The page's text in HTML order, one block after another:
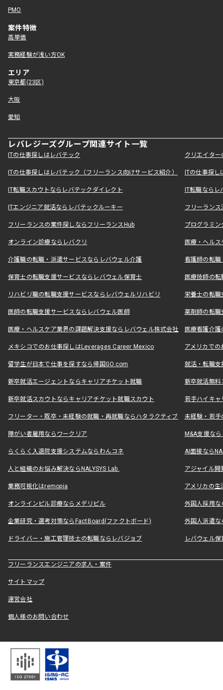
PMO
案件特徴
高単価
実務経験が浅い方OK
エリア
東京都(23区)
大阪
愛知
レバレジーズグループ関連サイト一覧
ITの仕事探しはレバテック クリエイタ
ITの仕事探しはレバテック（フリーランス向けサービス紹介） ITの仕事探
IT転職スカウトならレバテックダイレクト IT転職なら
ITエンジニア就活ならレバテックルーキー フリーラン
フリーランスの案件探しならフリーランスHub プログラミ
オンライン診療ならレバクリ 医療・ヘル
介護職の転職・派遣サービスならレバウェル介護 看護師の転
保育士の転職支援サービスならレバウェル保育士 医療技師の
リハビリ職の転職支援サービスならレバウェルリハビリ 栄養士の転
医師の転職支援サービスならレバウェル医師 薬剤師の転
医療・ヘルスケア業界の課題解決支援ならレバウェル株式会社 医療看護介
メキシコでのお仕事探しはLeverages Career Mexico アメリカで
留学生が日本で仕事を探すなら帰国GO.com 就活・転職
新卒就活エージェントならキャリアチケット就職 新卒就活無料
新卒就活スカウトならキャリアチケット就職スカウト 若手ハイキ
フリーター・既卒・未経験の就職・再就職ならハタラクティブ 未経験・若手
障がい者雇用ならワークリア M&A支援な
らくらく入退院支援システムならわんコネ AI面接なら
人と組織のお悩み解決ならNALYSYS Lab. アジャイル
業務可視化はremopia アメリカの
オンラインピル診療ならメデリピル 外国人採用
企業研究・選考対策ならFactBoard(ファクトボード) 外国人派遣な
ドライバー・施工管理技士の転職ならレバジョブ レバウェル
フリーランスエンジニアの求人・案件
サイトマップ
運営会社
個人様のお問い合わせ